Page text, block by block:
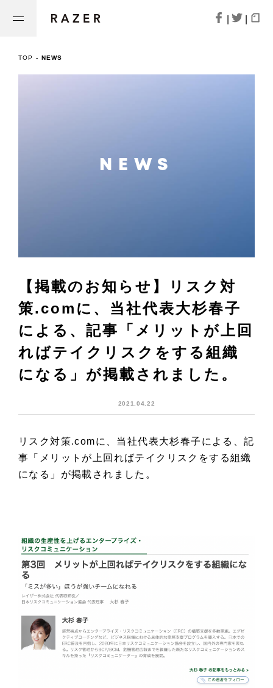
TOP - NEWS
NEWS
【掲載のお知らせ】リスク対
策.comに、当社代表大杉春子
による、記事「メリットが上回
ればテイクリスクをする組織
になる」が掲載されました。
2021.04.22
リスク対策.comに、当社代表大杉春子による、記
事「メリットが上回ればテイクリスクをする組織
になる」が掲載されました。